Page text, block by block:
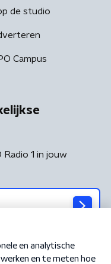
de studio
Campus
1 in jouw